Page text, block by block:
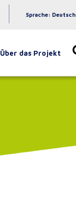
Sprache: Deutsch
Über das Projekt